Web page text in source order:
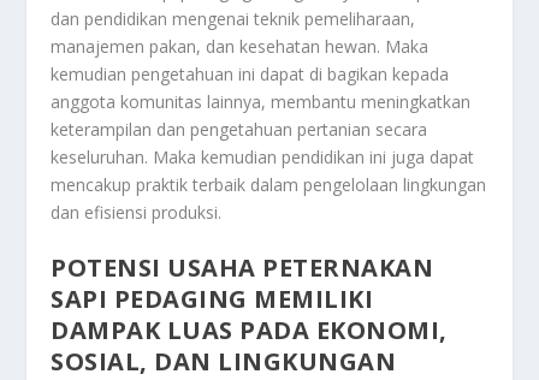
dan pendidikan mengenai teknik pemeliharaan,
manajemen pakan, dan kesehatan hewan. Maka
kemudian pengetahuan ini dapat di bagikan kepada
anggota komunitas lainnya, membantu meningkatkan
keterampilan dan pengetahuan pertanian secara
keseluruhan. Maka kemudian pendidikan ini juga dapat
mencakup praktik terbaik dalam pengelolaan lingkungan
dan efisiensi produksi.
POTENSI USAHA PETERNAKAN
SAPI PEDAGING MEMILIKI
DAMPAK LUAS PADA EKONOMI,
SOSIAL, DAN LINGKUNGAN